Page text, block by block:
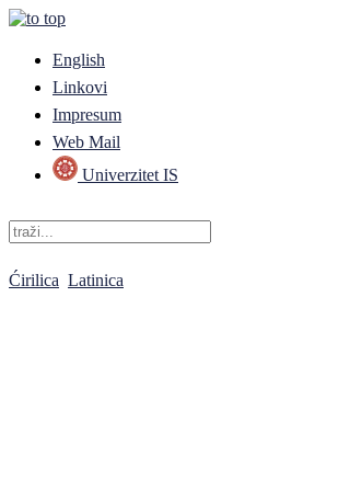
English
Linkovi
Impresum
Web Mail
Univerzitet IS
Ćirilica Latinica